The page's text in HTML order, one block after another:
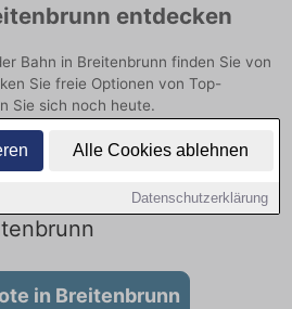
Alle Cookies ablehnen
Datenschutzerklärung
entdecken
Bahn in Breitenbrunn finden Sie von
Sie freie Optionen von Top-
Sie sich noch heute.
bei der Bahn:
Stellenangebote für
in Breitenbrunn